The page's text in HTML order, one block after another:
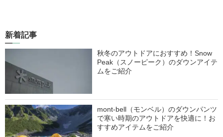
新着記事
秋冬のアウトドアにおすすめ！Snow
Peak（スノーピーク）のダウンアイテ
ムをご紹介
mont-bell（モンベル）のダウンパンツ
で寒い時期のアウトドアを快適に！お
すすめアイテムをご紹介